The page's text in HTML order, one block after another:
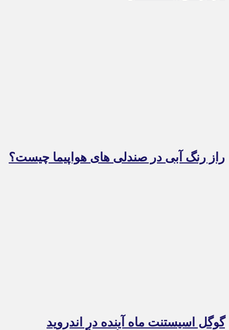
راز رنگ آبی در صندلی های هواپیما چیست؟
گوگل اسیستنت ماه آینده در اندروید